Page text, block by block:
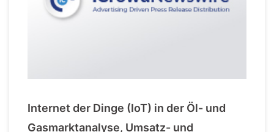
Internet der Dinge (IoT) in der Öl- und
Gasmarktanalyse, Umsatz- und